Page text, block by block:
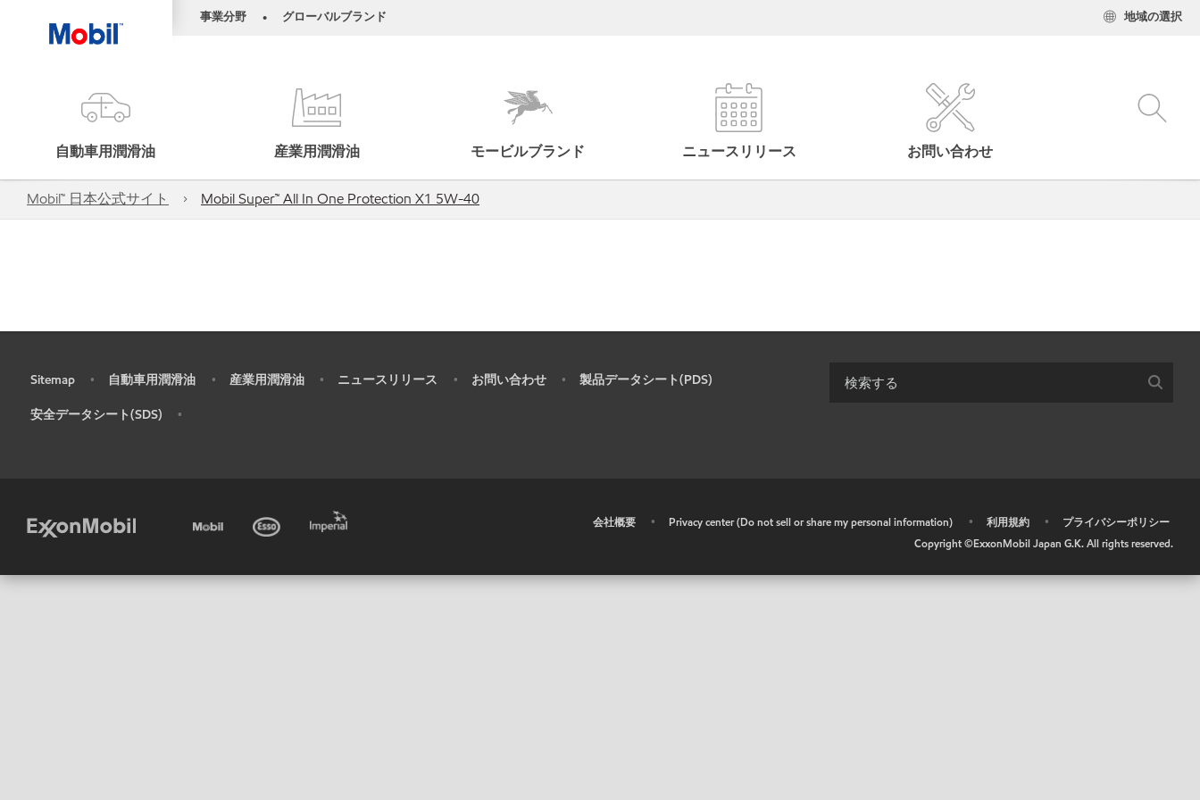
事業分野 • グローバルブランド 地域の選択
自動車用潤滑油 産業用潤滑油 モービルブランド ニュースリリース お問い合わせ
Mobil™ 日本公式サイト Mobil Super™ All In One Protection X1 5W-40
Sitemap • 自動車用潤滑油 • 産業用潤滑油 • ニュースリリース • お問い合わせ • 製品データシート(PDS)
安全データシート(SDS) •
会社概要 • Privacy center (Do not sell or share my personal information) • 利用規約 •
プライバシーポリシー
Copyright ©ExxonMobil Japan G.K. All rights reserved.